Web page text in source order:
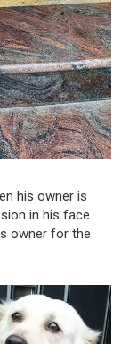
his owner is
in his face
owner for the